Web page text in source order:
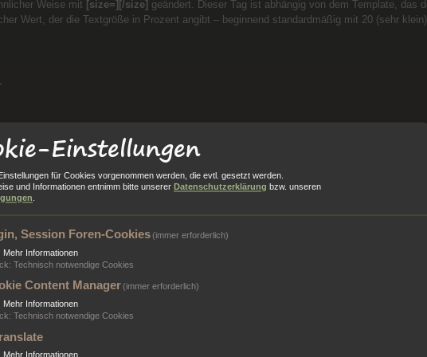
Weise mit [size=][/size] geändert. Dieser Tag ist abhängig von dem Template, das
Wert, der die Textgröße in Prozent angibt – beginnend standardmäßig mit 20 (sehr
kombinieren?
die Aufmerksamkeit eines anderen zu erhalten, kannst du
MICH AN!
Einstellungen
für Cookies vorgenommen werden, die evtl. gesetzt werden.
und Informationen entnimm bitte unserer Datenschutzerklärung bzw. unseren
Session Foren-Cookies(immer erforderlich)
Mehr Informationen
: Technisch notwendige Cookies
Content Manager(immer erforderlich)
Mehr Informationen
: Technisch notwendige Cookies